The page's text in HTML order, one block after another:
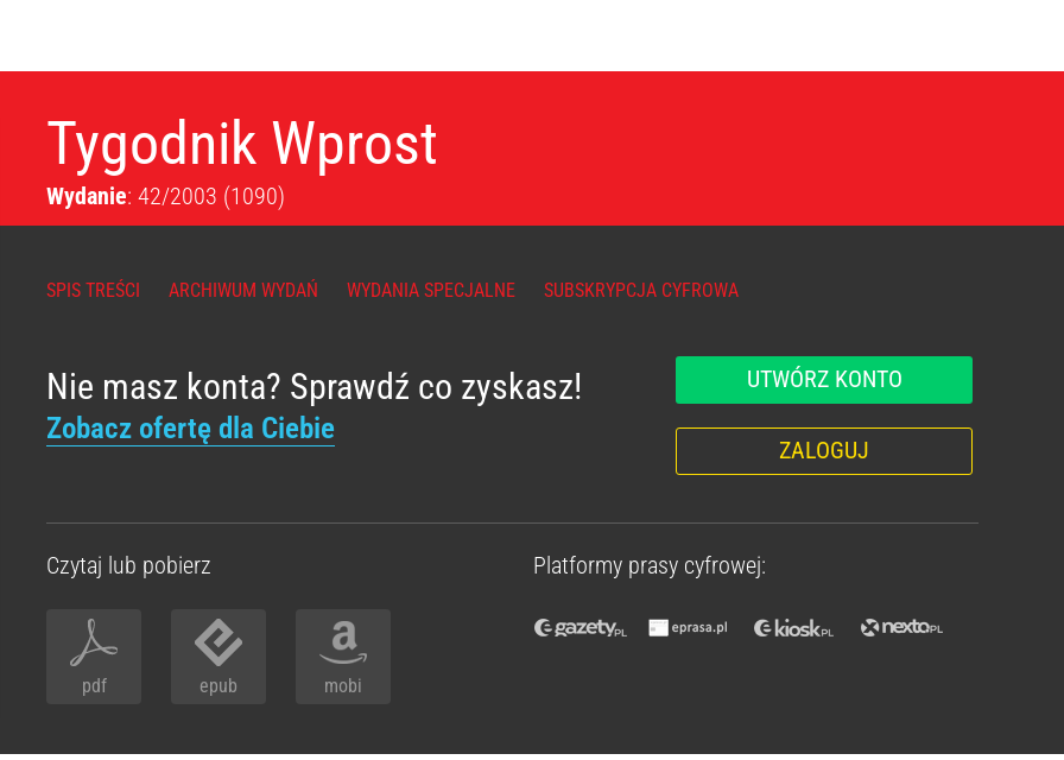
Tygodnik Wprost
Wydanie: 42/2003 (1090)
SPIS TREŚCI ARCHIWUM WYDAŃ WYDANIA SPECJALNE SUBSKRYPCJA CYFROWA
Nie masz konta? Sprawdź co zyskasz!
Zobacz ofertę dla Ciebie
UTWÓRZ KONTO
ZALOGUJ
Czytaj lub pobierz
pdf epub mobi
Platformy prasy cyfrowej: